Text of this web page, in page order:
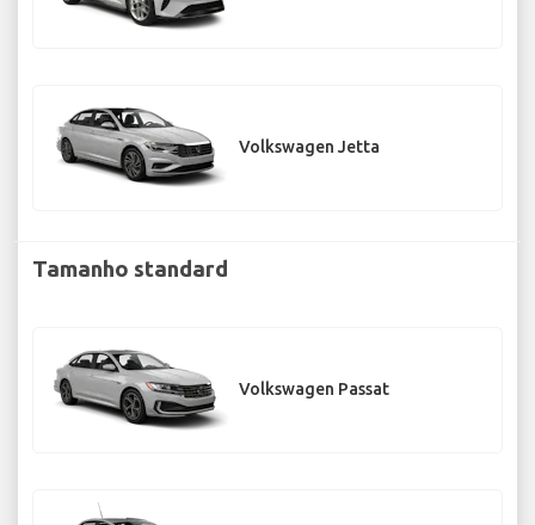
Volkswagen Jetta
Tamanho standard
Volkswagen Passat